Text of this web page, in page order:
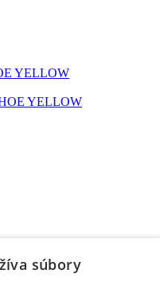
YELLOW
Caterpillar so svahovacou aj
súbory